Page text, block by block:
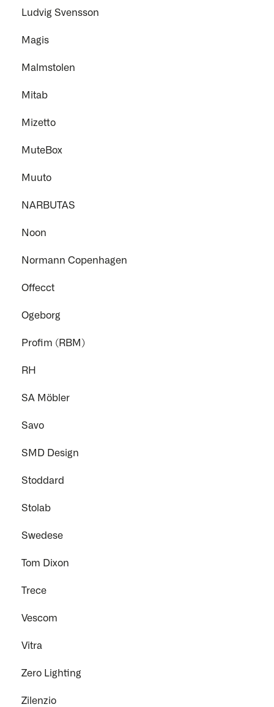
Ludvig Svensson
Magis
Malmstolen
Mitab
Mizetto
MuteBox
Muuto
NARBUTAS
Noon
Normann Copenhagen
Offecct
Ogeborg
Profim (RBM)
RH
SA Möbler
Savo
SMD Design
Stoddard
Stolab
Swedese
Tom Dixon
Trece
Vescom
Vitra
Zero Lighting
Zilenzio